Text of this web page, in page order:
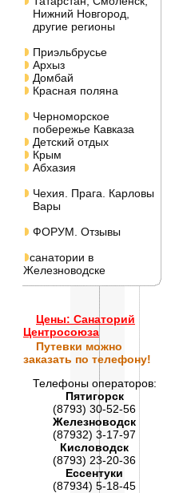
Нижний Новгород,
другие регионы
Приэльбрусье
Архыз
Домбай
Красная поляна
Черноморское
побережье Кавказа
Детский отдых
Крым
Абхазия
Чехия. Прага. Карловы
Вары
ФОРУМ. Отзывы
санатории в
Железноводске
Цены: Санаторий
Центросоюза
Путевки можно
заказать по телефону!
Телефоны операторов:
Пятигорск
(8793) 30-52-56
Железноводск
(87932) 3-17-97
Кисловодск
(8793) 23-20-36
Ессентуки
(87934) 5-18-45